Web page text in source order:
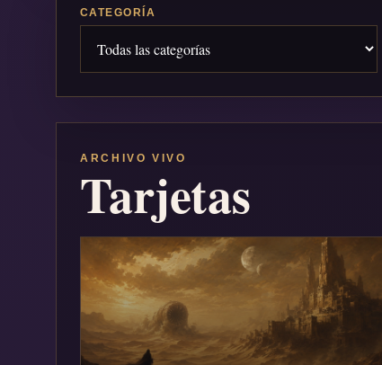
CATEGORÍA
ARCHIVO VIVO
Tarjetas